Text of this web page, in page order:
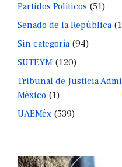
Partidos Políticos (51)
Senado de la República
Sin categoría(94)
SUTEYM (120)
Tribunal de Justicia
México (1)
UAEMéx (539)